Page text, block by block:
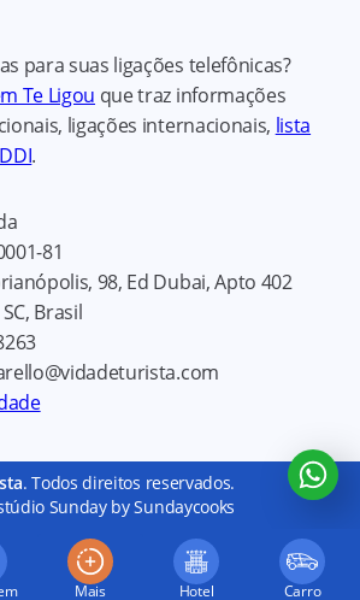
para suas ligações telefônicas?
Te Ligou que traz informações
ligações internacionais, lista
.
81
98, Ed Dubai, Apto 402
Brasil
. Todos direitos reservados.
Sunday by Sundaycooks
Hotel Carro
Mais